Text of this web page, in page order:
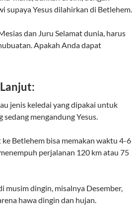
supaya Yesus dilahirkan di Betlehem.
dan Juru Selamat dunia, harus
Apakah Anda dapat
jenis keledai yang dipakai untuk
mengandung Yesus.
Betlehem bisa memakan waktu 4-6
perjalanan 120 km atau 75
musim dingin, misalnya Desember,
hawa dingin dan hujan.